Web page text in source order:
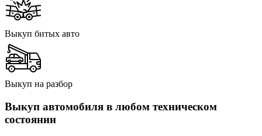
Выкуп битых авто
Выкуп на разбор
Выкуп автомобиля в любом техническом
состоянии